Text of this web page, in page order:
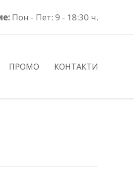
Пон - Пет: 9 - 18:30 ч.
ПРОМО КОНТАКТИ